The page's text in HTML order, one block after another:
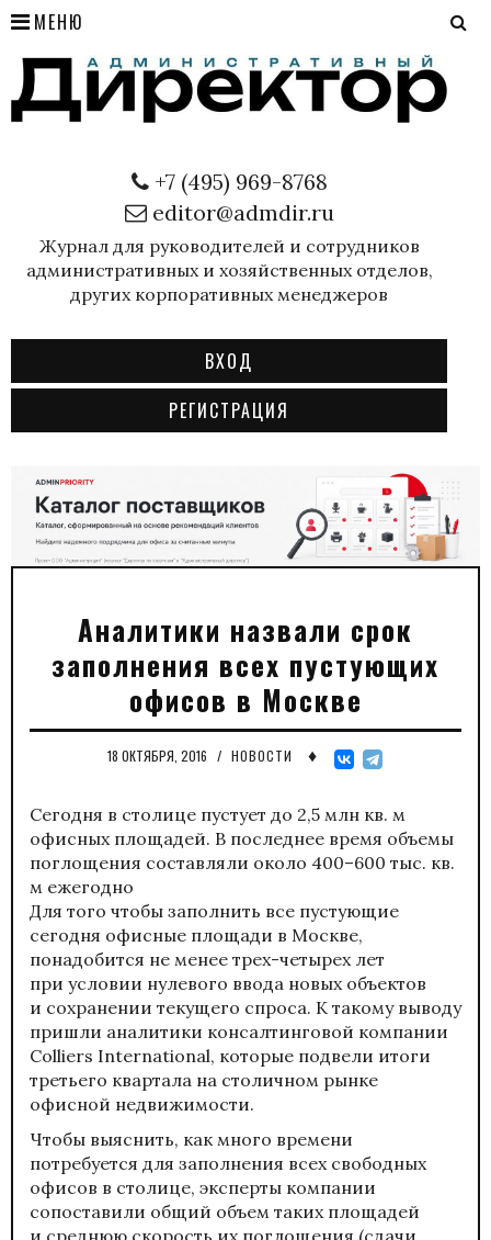
МЕНЮ
+7 (495) 969-8768
editor@admdir.ru
Журнал для руководителей и сотрудников
административных и хозяйственных отделов,
других корпоративных менеджеров
ВХОД
РЕГИСТРАЦИЯ
Аналитики назвали срок
заполнения всех пустующих
офисов в Москве
18 ОКТЯБРЯ, 2016 / НОВОСТИ ♦
Сегодня в столице пустует до 2,5 млн кв. м
офисных площадей. В последнее время объемы
поглощения составляли около 400–600 тыс. кв.
м ежегодно
Для того чтобы заполнить все пустующие
сегодня офисные площади в Москве,
понадобится не менее трех-четырех лет
при условии нулевого ввода новых объектов
и сохранении текущего спроса. К такому выводу
пришли аналитики консалтинговой компании
Colliers International, которые подвели итоги
третьего квартала на столичном рынке
офисной недвижимости.
Чтобы выяснить, как много времени
потребуется для заполнения всех свободных
офисов в столице, эксперты компании
сопоставили общий объем таких площадей
и среднюю скорость их поглощения (сдачи